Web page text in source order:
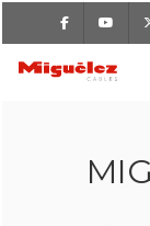
Facebook
MIGUÉLEZ